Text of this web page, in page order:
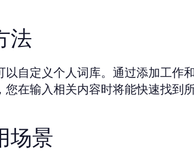
法
自定义个人词库。通过添加工作
在输入相关内容时将能快速找到所
场景